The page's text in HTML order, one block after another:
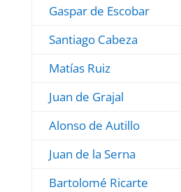
Gaspar de Escobar
Santiago Cabeza
Matías Ruiz
Juan de Grajal
Alonso de Autillo
Juan de la Serna
Bartolomé Ricarte